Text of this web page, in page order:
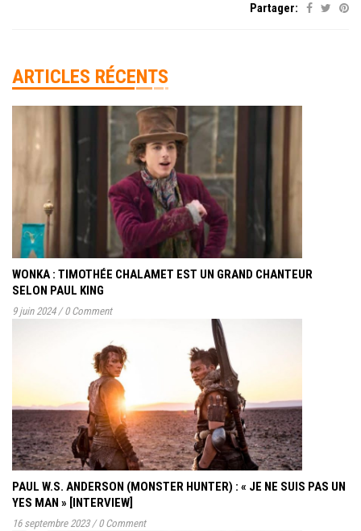
Partager:
ARTICLES RÉCENTS
WONKA : TIMOTHÉE CHALAMET EST UN GRAND CHANTEUR
SELON PAUL KING
9 juin 2024 / 0 Comment
PAUL W.S. ANDERSON (MONSTER HUNTER) : « JE NE SUIS PAS UN
YES MAN » [INTERVIEW]
16 septembre 2023 / 0 Comment